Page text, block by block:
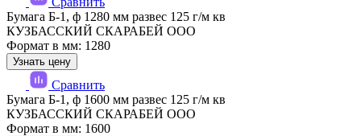
Бумага Б-1, ф 1280 мм развес 125 г/м кв
КУЗБАССКИЙ СКАРАБЕЙ ООО
Формат в мм: 1280
Узнать цену
Сравнить
Бумага Б-1, ф 1600 мм развес 125 г/м кв
КУЗБАССКИЙ СКАРАБЕЙ ООО
Формат в мм: 1600